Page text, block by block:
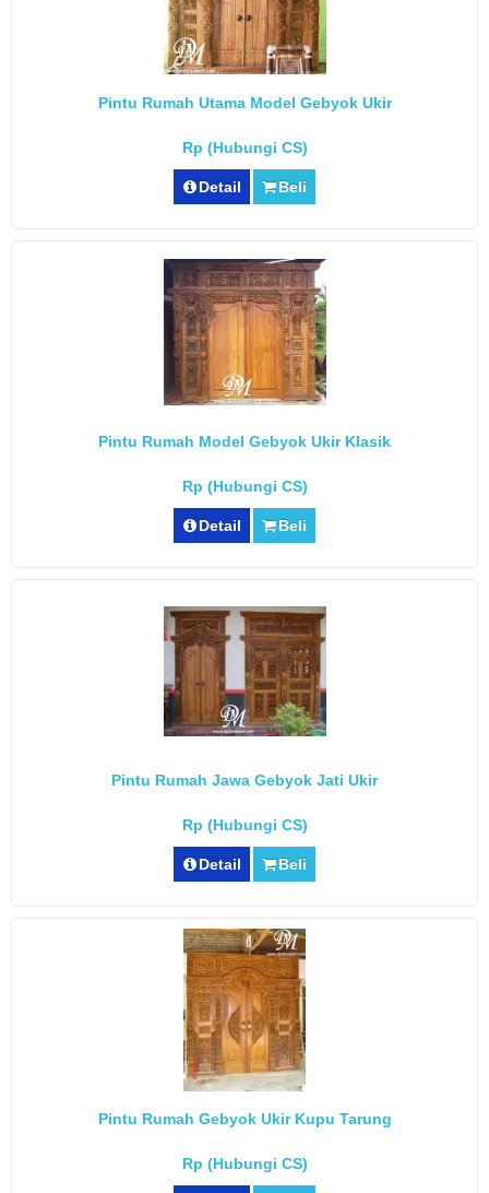
Pintu Rumah Utama Model Gebyok Ukir
Rp (Hubungi CS)
Detail Beli
Pintu Rumah Model Gebyok Ukir Klasik
Rp (Hubungi CS)
Detail Beli
Pintu Rumah Jawa Gebyok Jati Ukir
Rp (Hubungi CS)
Detail Beli
Pintu Rumah Gebyok Ukir Kupu Tarung
Rp (Hubungi CS)